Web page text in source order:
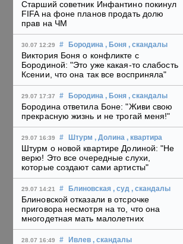
Старший советник Инфантино покинул
FIFA на фоне планов продать долю
прав на ЧМ
30.07 12:29 # Бородина , Боня , скандалы
Виктория Боня о конфликте с
Бородиной: "Это уже какая-то слабость
Ксении, что она так все восприняла"
29.07 17:37 # Бородина , Боня , скандалы
Бородина ответила Боне: "Живи свою
прекрасную жизнь и не трогай меня!"
29.07 16:39 # Штурм , Долина , квартира
Штурм о новой квартире Долиной: "Не
верю! Это все очередные слухи,
которые создают сами артисты"
29.07 14:21 # Блиновская , суд , скандалы
Блиновской отказали в отсрочке
приговора несмотря на то, что она
многодетная мать малолетних
28.07 16:49 # Ивлев , скандалы